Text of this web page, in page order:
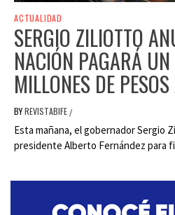
ACTUALIDAD
SERGIO ZILIOTTO
NACIÓN PAGARÁ
MILLONES DE
BYREVISTABIFE /
Esta mañana, el gobernador Sergio
presidente Alberto Fernández para